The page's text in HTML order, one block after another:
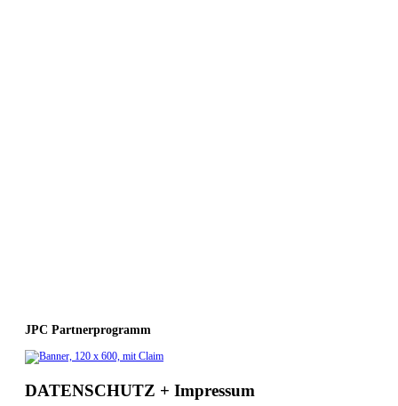
JPC Partnerprogramm
DATENSCHUTZ + Impressum